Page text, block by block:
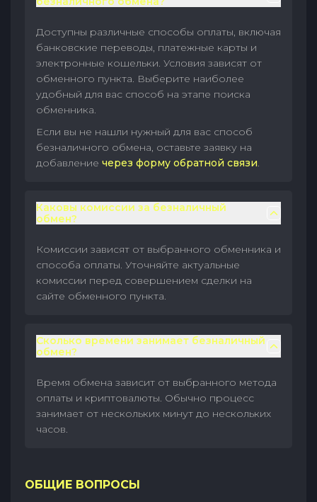
Доступны различные способы оплаты, включая
банковские переводы, платежные карты и
электронные кошельки. Условия зависят от
обменного пункта. Выберите наиболее
удобный для вас способ на этапе поиска
обменника.
Если вы не нашли нужный для вас способ
безналичного обмена, оставьте заявку на
добавление через форму обратной связи.
Каковы комиссии за безналичный
обмен?
Комиссии зависят от выбранного обменника и
способа оплаты. Уточняйте актуальные
комиссии перед совершением сделки на
сайте обменного пункта.
Сколько времени занимает безналичный
обмен?
Время обмена зависит от выбранного метода
оплаты и криптовалюты. Обычно процесс
занимает от нескольких минут до нескольких
часов.
ОБЩИЕ ВОПРОСЫ